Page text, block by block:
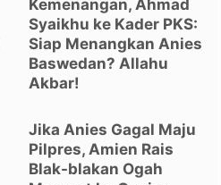
Kemenangan, Ahmad
Syaikhu ke Kader PKS:
Siap Menangkan Anies
Baswedan? Allahu
Akbar!
Jika Anies Gagal Maju
Pilpres, Amien Rais
Blak-blakan Ogah